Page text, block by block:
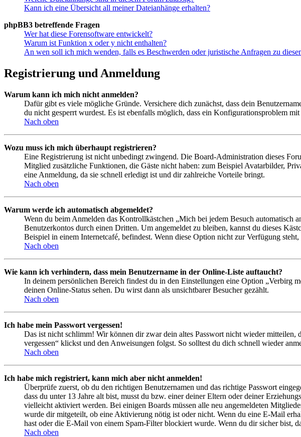
Kann ich eine Übersicht all meiner Dateianhänge erhalten?
phpBB3 betreffende Fragen
Wer hat diese Forensoftware entwickelt?
Warum ist Funktion x oder y nicht enthalten?
An wen soll ich mich wenden, falls es Beschwerden oder juristische Anfragen zu
Registrierung und Anmeldung
Warum kann ich mich nicht anmelden?
Dafür gibt es viele mögliche Gründe. Versichere dich zunächst, dass dein
du nicht gesperrt wurdest. Es ist ebenfalls möglich, dass ein Konfigurationsproblem
Nach oben
Wozu muss ich mich überhaupt registrieren?
Eine Registrierung ist nicht unbedingt zwingend. Die Board-Administration dieses
Mitglied zusätzliche Funktionen, die Gäste nicht haben: zum Beispiel Avatarbilder,
eine Anmeldung, da sie schnell erledigt ist und dir zahlreiche Vorteile bringt.
Nach oben
Warum werde ich automatisch abgemeldet?
Wenn du beim Anmelden das Kontrollkästchen „Mich bei jedem Besuch automatisch
Benutzerkontos durch einen Dritten. Um angemeldet zu bleiben, kannst du dieses
Beispiel in einem Internetcafé, befindest. Wenn diese Option nicht zur Verfügung
Nach oben
Wie kann ich verhindern, dass mein Benutzername in der Online-Liste auftaucht?
In deinem persönlichen Bereich findest du in den Einstellungen eine Option „Verbirg
deinen Online-Status sehen. Du wirst dann als unsichtbarer Besucher gezählt.
Nach oben
Ich habe mein Passwort vergessen!
Das ist nicht schlimm! Wir können dir zwar dein altes Passwort nicht wieder mitteilen,
vergessen“ klickst und den Anweisungen folgst. So solltest du dich schnell wieder
Nach oben
Ich habe mich registriert, kann mich aber nicht anmelden!
Überprüfe zuerst, ob du den richtigen Benutzernamen und das richtige Passwort
dass du unter 13 Jahre alt bist, musst du bzw. einer deiner Eltern oder deiner
vielleicht aktiviert werden. Bei einigen Boards müssen alle neu angemeldeten
wurde dir mitgeteilt, ob eine Aktivierung nötig ist oder nicht. Wenn du eine E-Mail
hast oder die E-Mail von einem Spam-Filter blockiert wurde. Wenn du dir sicher bist,
Nach oben